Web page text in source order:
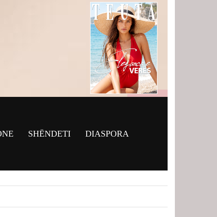
SHËNDETI DIASPORA